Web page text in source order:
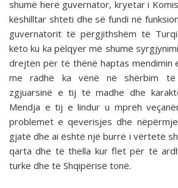
shumë herë guvernator, kryetar i
këshilltar shteti dhe së fundi në
guvernatorit të përgjithshëm të
këto ku ka pëlqyer më shumë
drejtën për të thënë haptas
me radhë ka vënë në shërbim të
zgjuarsinë e tij të madhe dhe
Mendja e tij e lindur u mpreh
problemet e qeverisjes dhe
gjatë dhe ai është një burrë i vërtetë
qarta dhe të thella kur flet për të
turke dhe të Shqipërisë tonë.